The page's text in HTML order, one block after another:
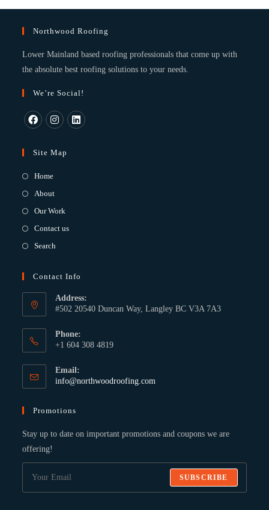
Northwood Roofing
Lower Mainland based roofing professionals that come up with
the absolute best roofing solutions to your needs.
We’re Social!
Site Map
Home
About
Our Work
Contact us
Search
Contact Info
Address:
#502 20540 Duncan Way, Langley BC V3A 7A3
Phone:
+1 604 308 4819
Email:
info@northwoodroofing.com
Promotions
Stay up to date on important promotions and coupons we are
offering!
SUBSCRIBE